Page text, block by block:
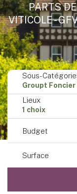
PARTS
VITICOLE -
Sous-
Groupt Foncier
Lieux
1 choix
Budget
Surface